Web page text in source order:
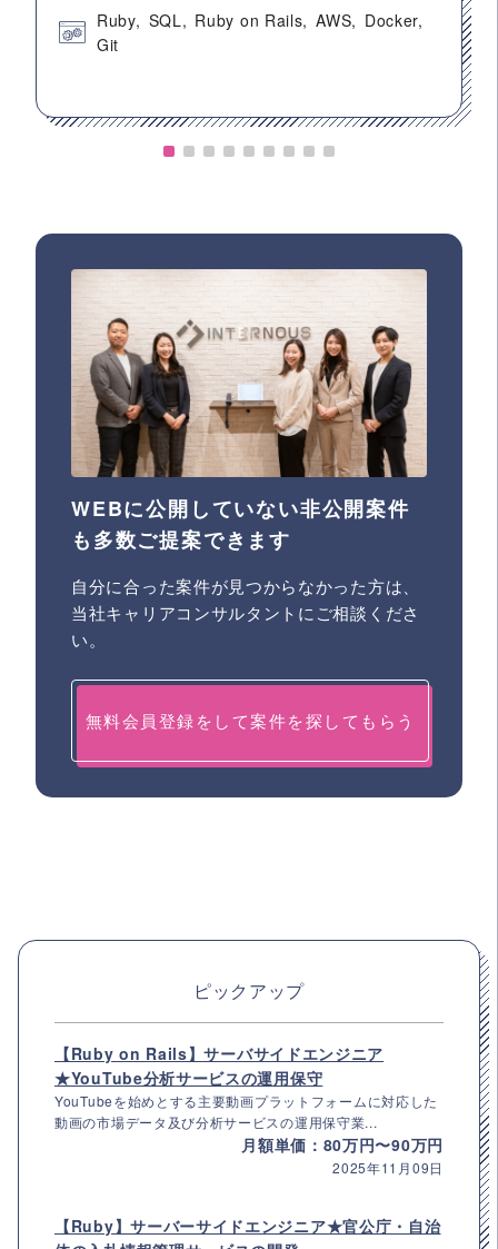
Ruby SQL Ruby on Rails AWS
Docker
Git
WEBに公開していない非公開案件
も多数ご提案できます
自分に合った案件が見つからなかった方は、
当社キャリアコンサルタントにご相談くださ
い。
無料会員登録をして案件を探してもらう
ピックアップ
【Ruby on Rails】サーバサイドエンジニア
★YouTube分析サービスの運用保守
YouTubeを始めとする主要動画プラットフォームに対応した
動画の市場データ及び分析サービスの運用保守業...
月額単価：80万円〜90万円
2025年11月09日
【Ruby】サーバーサイドエンジニア★官公庁・自治